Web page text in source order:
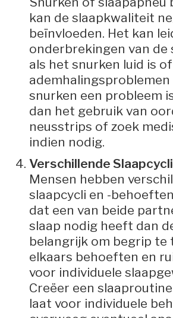
kan de slaapkwaliteit
beïnvloeden. Het kan
onderbrekingen van de
als het snurken luid is
ademhalingsproblemen
snurken een probleem
dan het gebruik van
neusstrips of zoek
indien nodig.
Verschillende
Mensen hebben
slaapcycli en -
dat een van beide
slaap nodig heeft dan
belangrijk om begrip te
elkaars behoeften en
voor individuele
Creëer een
laat voor individuele